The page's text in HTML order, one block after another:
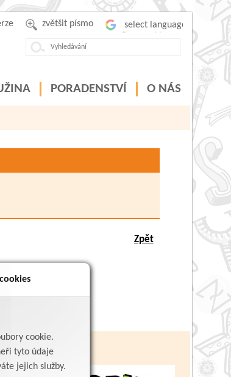
cookie.
tyto údaje
jejich služby.
zvětšit písmo
PORADENSTVÍ O NÁS
Zpět